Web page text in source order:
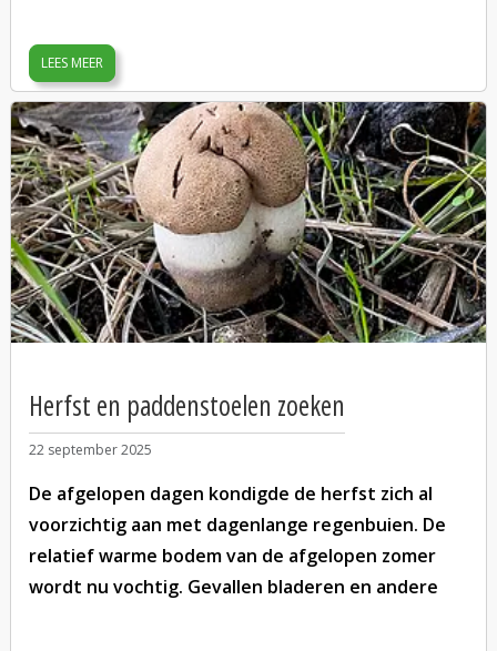
inspireren en verbazen over al deze nachtelijk activiteiten in
je tuin en om je huis.
Aanmelden kan bij Floor: 06 2456 3117
Waar: Beeldenbos Noord
Wanneer: zaterdag 22 november om 15:00 uur.
Henk van Alst
LEES MEER
Herfst en paddenstoelen zoeken
22 september 2025
De afgelopen dagen kondigde de herfst zich al
voorzichtig aan met dagenlange regenbuien. De
relatief warme bodem van de afgelopen zomer
wordt nu vochtig. Gevallen bladeren en andere